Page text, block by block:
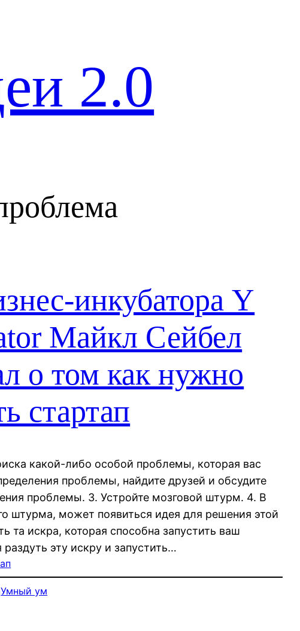
2.0
инкубатора Y
Майкл Сейбел
о том как нужно
стартап
какой-либо особой проблемы, которая вас
проблемы, найдите друзей и обсудите
проблемы. 3. Устройте мозговой штурм. 4. В
штурма, может появиться идея для решения этой
та искра, которая способна запустить ваш
раздуть эту искру и запустить…
Умный ум